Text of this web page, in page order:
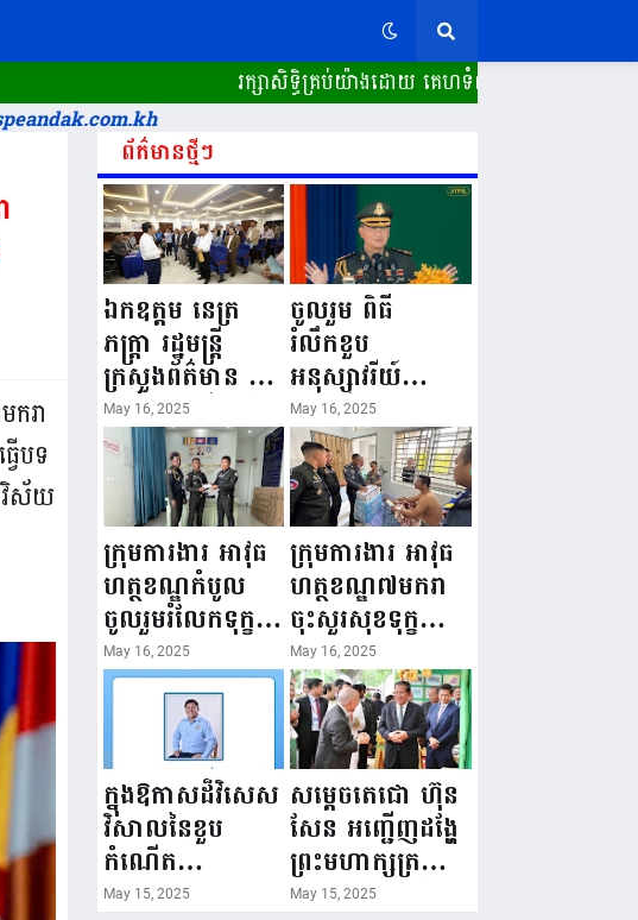
រក្សាសិទ្ធិគ្រប់យ៉ាងដោយ គេហទំព័រ ស្ពានដែក​
ករា
ើបទ
វិស័យ
ព័ត៌មានថ្មីៗ
ឯកឧត្តម នេត្រ
ភក្ត្រា រដ្ឋមន្ត្រី
ក្រសួងព័ត៌មាន នៅ
រសៀលថ្ងៃទី១៦ ខែ
ឧសភា
ឆ្នាំ២០២៥នេះ
បានអញ្ជើញចុះធ្វើ
ជំរឿនថ្នាក់ដឹកនាំ
មន្ត្រីរាជការស៉ីវិល
នៃក្រសួងព័ត៌មាន...
May 16, 2025
ចូលរួម ពិធី
រំលឹកខួប
អនុស្សាវរីយ៍
លើកទី៨០ ថ្ងៃ
កំណើតនគរបាល
ជាតិកម្ពុជា “១៦
ឧសភា ១៩៤៥ ~
១៦ ឧសភា
២០២៥”...
May 16, 2025
ក្រុមការងារ អាវុធ
ហត្ថខណ្ឌកំបូល
ចូលរួមរំលែកទុក្ខ
ដល់គ្រួសារ
សមាជិក ដែល
ឪពុកក្មេករបស់
លោកទទួលមរណៈ
ភាព!
May 16, 2025
ក្រុមការងារ អាវុធ
ហត្ថខណ្ឌ៧មករា
ចុះសួរសុខទុក្ខ
សមាជិក ដែលជួប
គ្រោះថ្នាក់
ចរាចរណ៍ កំពុង
សម្រាកព្យាបាល
នៅមន្ទីរពេទ្យ!
May 16, 2025
ក្នុងឱកាសដ៏វិសេស
វិសាលនៃខួប
កំណើត
គម្រប់ខួប៤៤
May 15, 2025
សម្តេចតេជោ ហ៊ុន
សែន អញ្ជើញដង្ហែ
ព្រះមហាក្សត្រ
យាងទតការតាំង
May 15, 2025